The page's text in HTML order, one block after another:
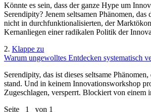
Könnte es sein, dass der ganze Hype um
Serendipity? Jenem seltsamen Phänomen,
nicht in durchfunktionalisierten, der
Kernanliegen einer radikalen Politik der
2. Klappe zu
Warum ungewolltes Entdecken systematisch
Serendipity, das ist dieses seltsame
stand. Und in keinem Innovationsworkshop
Zugeschlagen, versperrt. Blockiert von
Seite 1
von 1